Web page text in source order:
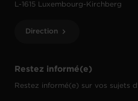
Restez informé(e)
Restez informé(e) sur vos sujets
L-1615 Luxembourg-Kirchberg
Direction